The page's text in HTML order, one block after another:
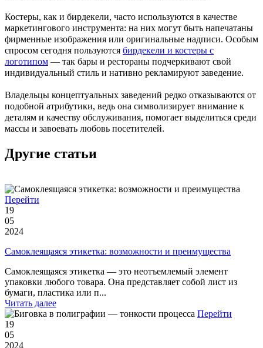
Костеры, как и бирдекели, часто используются в качестве
маркетингового инструмента: на них могут быть напечатаны
фирменные изображения или оригинальные надписи. Особым
спросом сегодня пользуются бирдекели и костеры с
логотипом — так бары и рестораны подчеркивают свой
индивидуальный стиль и нативно рекламируют заведение.
Владельцы концептуальных заведений редко отказываются от
подобной атрибутики, ведь она символизирует внимание к
деталям и качеству обслуживания, помогает выделиться среди
массы и завоевать любовь посетителей.
Другие статьи
Перейти
19
05
2024
Самоклеящаяся этикетка: возможности и преимущества
Самоклеящаяся этикетка — это неотъемлемый элемент
упаковки любого товара. Она представляет собой лист из
бумаги, пластика или п...
Читать далее
Перейти
19
05
2024